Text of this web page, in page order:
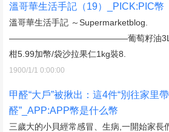
溫哥華生活手記（19）_PICK:PIC幣
溫哥華生活手記 ～Supermarketblog.
——————————————葡萄籽油3L裝
柑5.99加幣/袋沙拉果仁1kg裝8.
1900/1/1 0:00:00
甲醛“大戶”被揪出：這4件“別往家里
醛”_APP:APP幣是什么幣
三歲大的小貝經常感冒、生病,一開始家長